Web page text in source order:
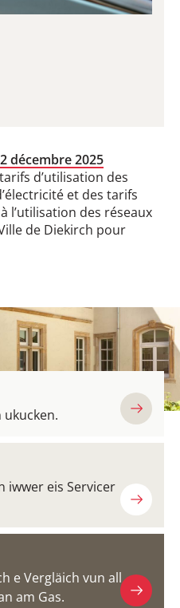
décembre 2025
d’utilisation des
et des tarifs
l’utilisation des réseaux
de Diekirch pour
iwwer eis Servicer
e Vergläich vun all
am Gas.